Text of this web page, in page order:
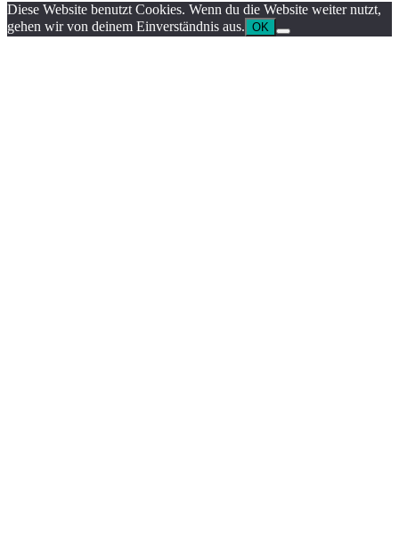
Diese Website benutzt Cookies. Wenn du die Website weiter nutzt,
gehen wir von deinem Einverständnis aus. OK